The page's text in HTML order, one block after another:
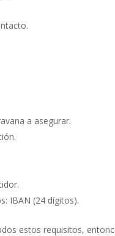
a asegurar.
IBAN (24 dígitos).
estos requisitos,